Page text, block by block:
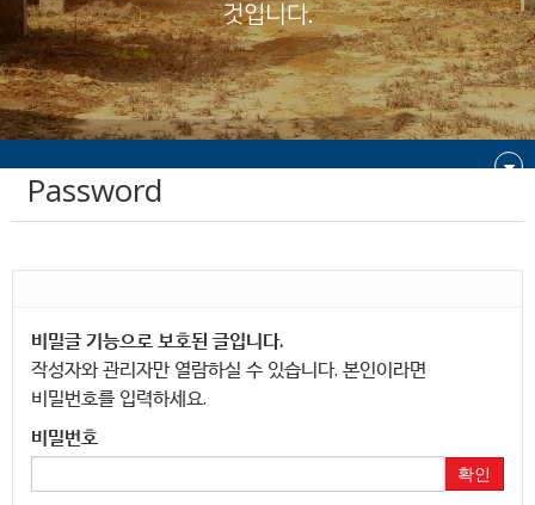
것입니다.
Password
비밀글 기능으로 보호된 글입니다.
작성자와 관리자만 열람하실 수 있습니다. 본인이라면
비밀번호를 입력하세요.
비밀번호
확인